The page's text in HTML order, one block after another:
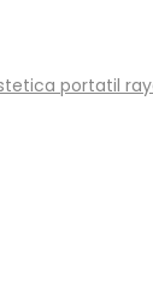
portatil